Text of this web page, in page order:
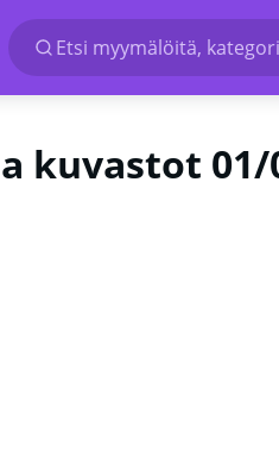
Etsi myymälöitä,
kuvastot 01/